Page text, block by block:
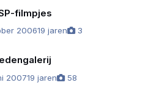
filmpjes
200619 jaren 3
200719 jaren 58